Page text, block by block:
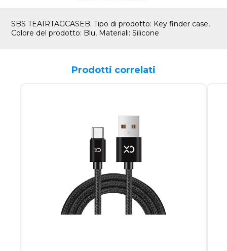
SBS TEAIRTAGCASEB. Tipo di prodotto: Key finder case,
Colore del prodotto: Blu, Materiali: Silicone
Prodotti correlati